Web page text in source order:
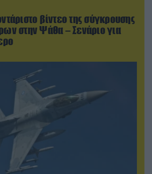
βίντεο της σύγκρουσης
στην Ψάθα – Σενάριο για